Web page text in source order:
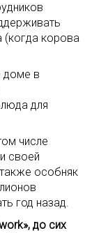
(когда корова
доме в
для
числе
своей
особняк
год назад.
до сих